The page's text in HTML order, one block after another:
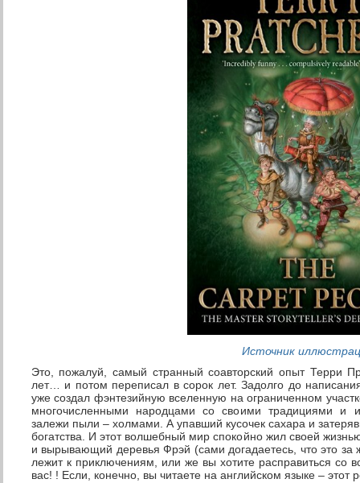
Источник
Это, пожалуй, самый странный соавторский опыт Терри
лет… и потом переписал в сорок лет. Задолго до
уже создал фэнтезийную вселенную на ограниченном
многочисленными народцами со своими традициями и
залежи пыли – холмами. А упавший кусочек сахара и
богатства. И этот волшебный мир спокойно жил своей
и вырывающий деревья Фрэй (сами догадаетесь, что это
лежит к приключениям, или же вы хотите расправиться со
вас! ! Если, конечно, вы читаете на английском языке –